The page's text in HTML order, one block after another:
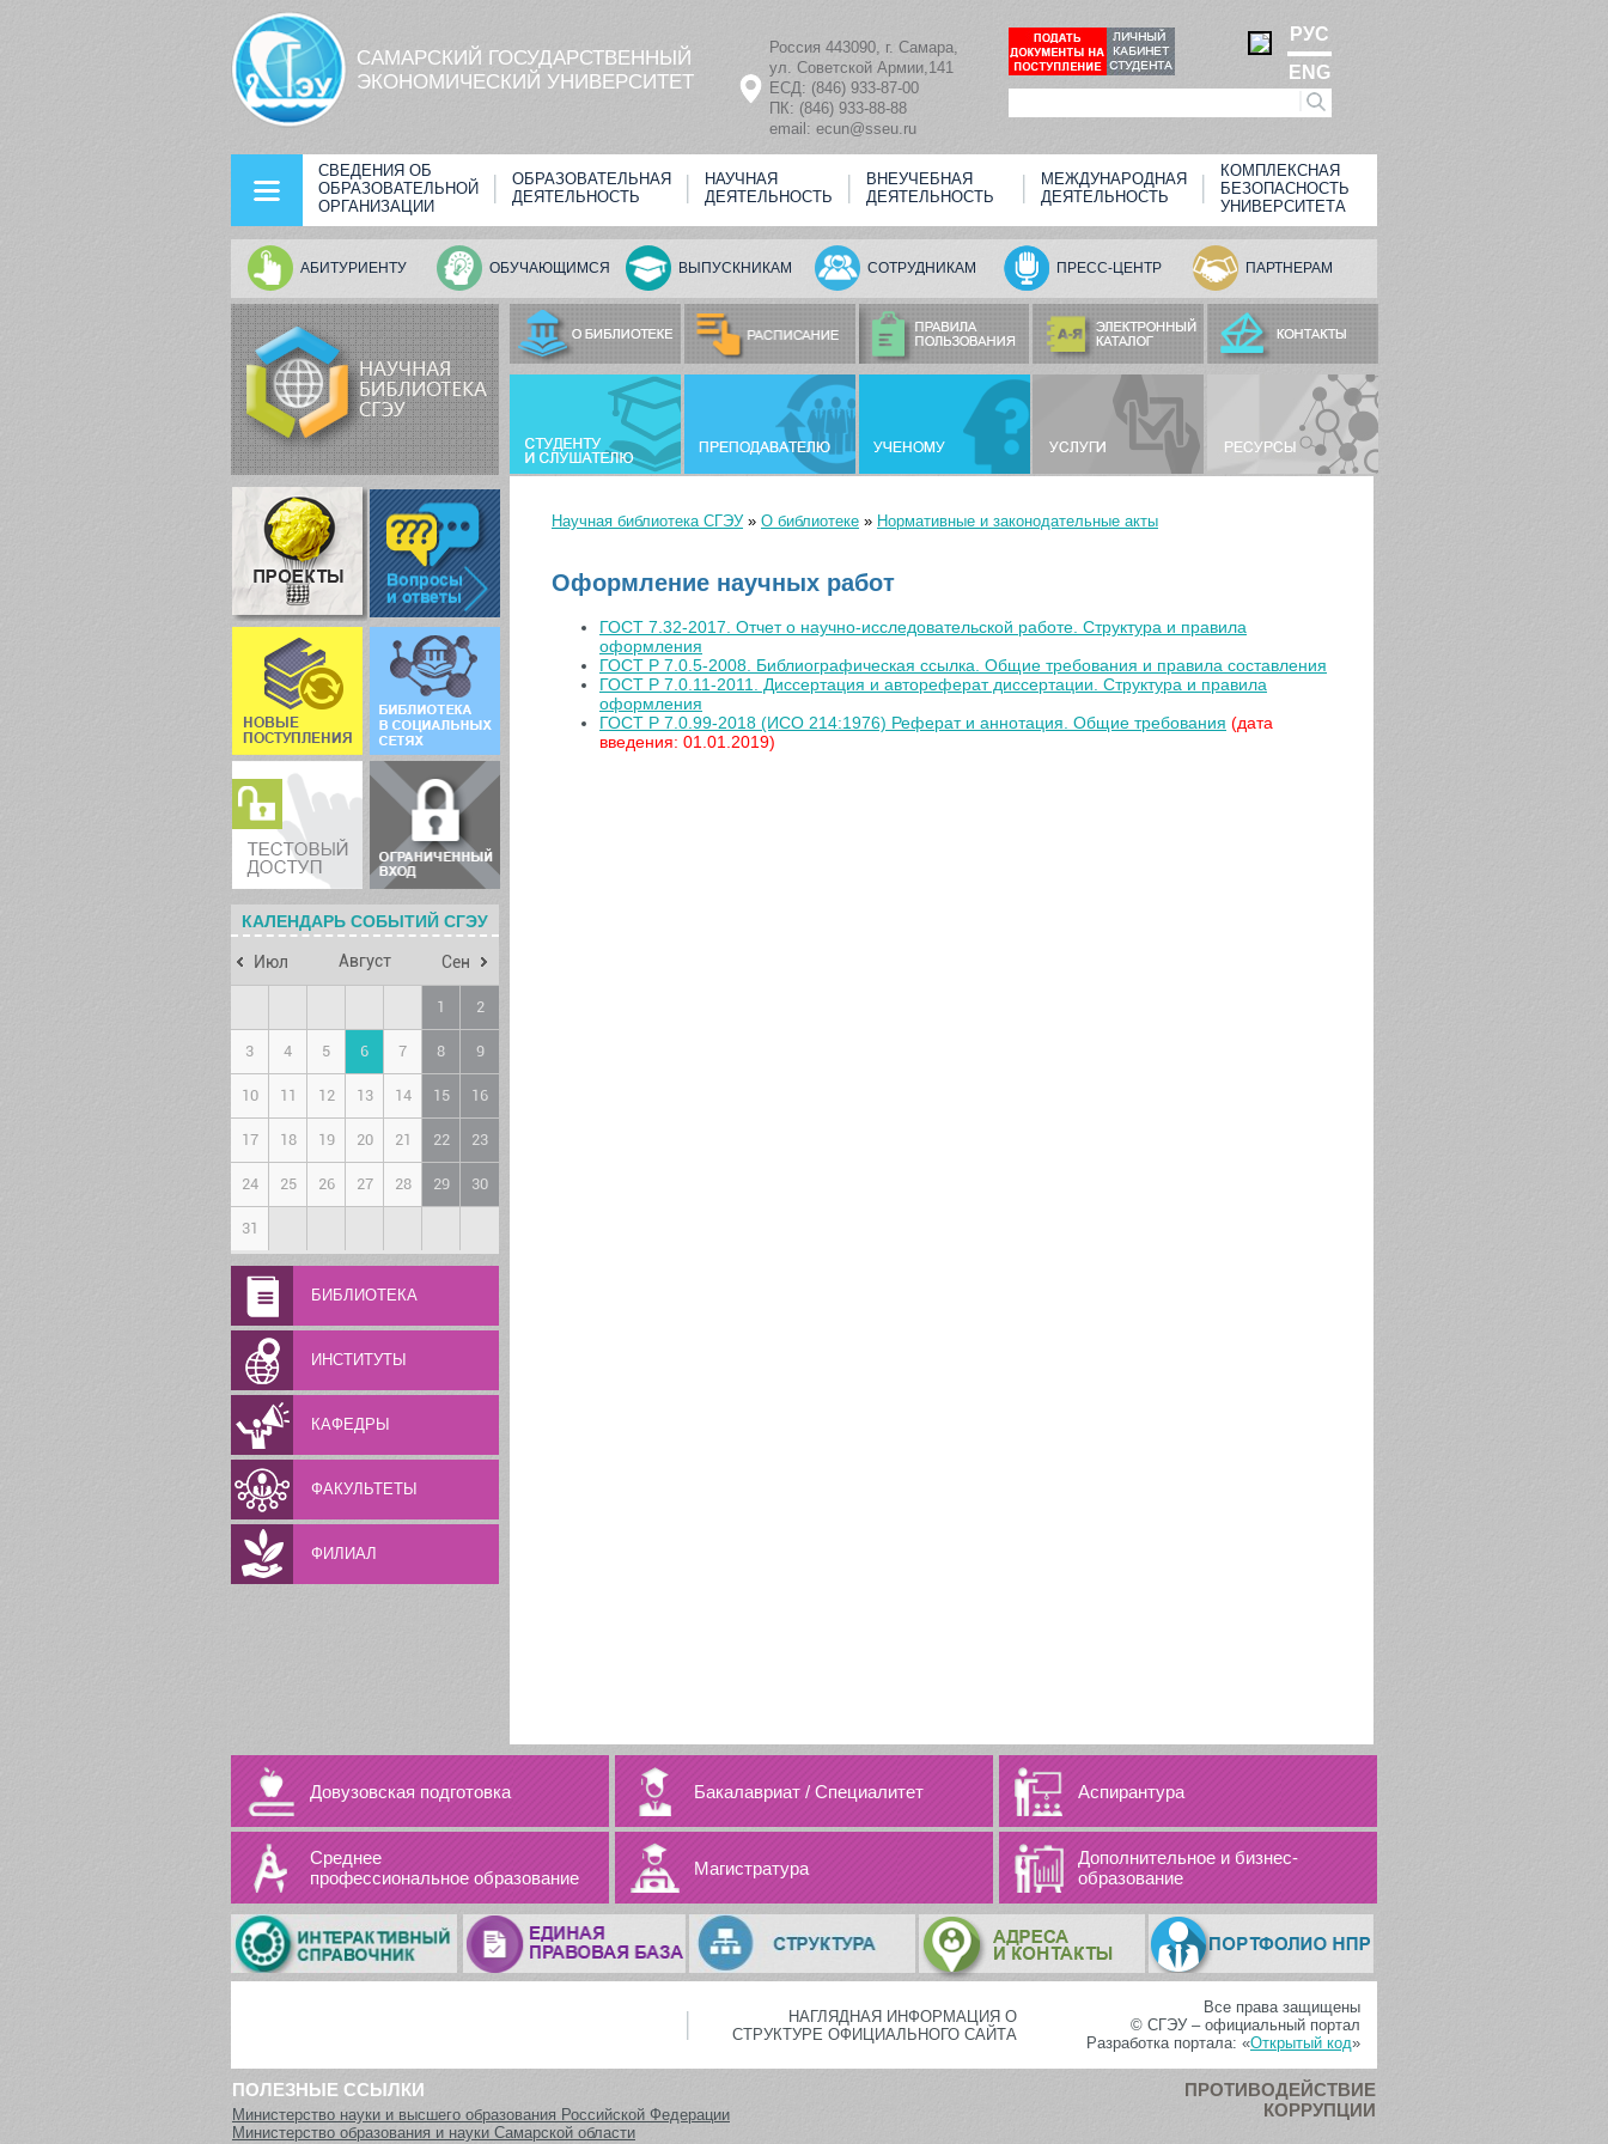
САМАРСКИЙ ГОСУДАРСТВЕННЫЙ
ЭКОНОМИЧЕСКИЙ УНИВЕРСИТЕТ
Россия 443090, г. Самара,
ул. Советской Армии,141
ЕСД: (846) 933-87-00
ПК: (846) 933-88-88
email: ecun@sseu.ru
РУС
ENG
СВЕДЕНИЯ ОБ
ОБРАЗОВАТЕЛЬНОЙ
ОРГАНИЗАЦИИ
ОБРАЗОВАТЕЛЬНАЯ
ДЕЯТЕЛЬНОСТЬ
НАУЧНАЯ
ДЕЯТЕЛЬНОСТЬ
ВНЕУЧЕБНАЯ
ДЕЯТЕЛЬНОСТЬ
МЕЖДУНАРОДНАЯ
ДЕЯТЕЛЬНОСТЬ
КОМПЛЕКСНАЯ
БЕЗОПАСНОСТЬ
УНИВЕРСИТЕТА
ПАРТНЕРАМ
ПРЕСС-ЦЕНТР
СОТРУДНИКАМ
ВЫПУСКНИКАМ
ОБУЧАЮЩИМСЯ
АБИТУРИЕНТУ
КАЛЕНДАРЬ СОБЫТИЙ СГЭУ
Июл Август Сен
1 2
3 4 5 6 7 8 9
10 11 12 13 14 15 16
17 18 19 20 21 22 23
24 25 26 27 28 29 30
31
БИБЛИОТЕКА
ИНСТИТУТЫ
КАФЕДРЫ
ФАКУЛЬТЕТЫ
ФИЛИАЛ
Научная библиотека СГЭУ» О библиотеке » Нормативные и законодательные акты
Оформление научных работ
ГОСТ 7.32-2017. Отчет о научно-исследовательской работе. Структура и правила
оформления
ГОСТ Р 7.0.5-2008. Библиографическая ссылка. Общие требования и правила составления
ГОСТ Р 7.0.11-2011. Диссертация и автореферат диссертации. Структура и правила
оформления
ГОСТ Р 7.0.99-2018 (ИСО 214:1976) Реферат и аннотация. Общие требования (дата
введения: 01.01.2019)
Довузовская подготовка Бакалавриат/ Специалитет Аспирантура
Среднее
профессиональное образование
Магистратура
Дополнительное и бизнес-
образование
НАГЛЯДНАЯ ИНФОРМАЦИЯ О
СТРУКТУРЕ ОФИЦИАЛЬНОГО САЙТА
Все права защищены
© СГЭУ – официальный портал
Разработка портала: «Открытый код»
ПРОТИВОДЕЙСТВИЕ
КОРРУПЦИИ
ПОЛЕЗНЫЕ ССЫЛКИ
Министерство науки и высшего образования Российской Федерации
Министерство образования и науки Самарской области